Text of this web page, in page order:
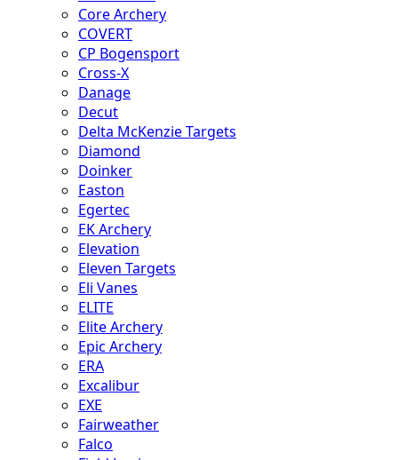
Core Archery
COVERT
CP Bogensport
Cross-X
Danage
Decut
Delta McKenzie Targets
Diamond
Doinker
Easton
Egertec
EK Archery
Elevation
Eleven Targets
Eli Vanes
ELITE
Elite Archery
Epic Archery
ERA
Excalibur
EXE
Fairweather
Falco